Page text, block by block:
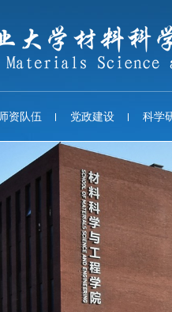
资队伍 党政建设 科学